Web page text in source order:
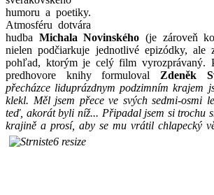
humoru a poetiky.
Atmosféru dotvára
hudba Michala Novinského (je zároveň
nielen podčiarkuje jednotlivé epizódky, ale
pohľad, ktorým je celý film vyrozprávaný.
predhovore knihy formuloval Zdeněk
přecházce liduprázdnym podzimním krajem
klekl. Měl jsem přece ve svých sedmi-osmi
teď, akorát byli níž... Připadal jsem si trochu
krajině a prosí, aby se mu vrátil chlapecký